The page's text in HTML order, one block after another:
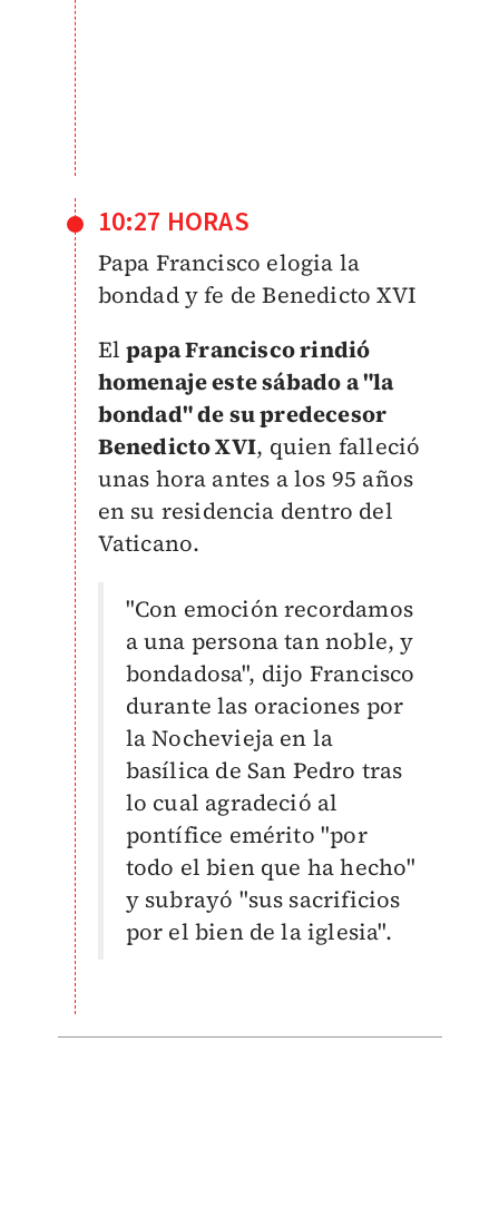
10:27 HORAS
Papa Francisco elogia la
bondad y fe de Benedicto XVI
Elpapa Francisco rindió
homenaje este sábado a "la
bondad" de su predecesor
Benedicto XVI, quien falleció
unas hora antes a los 95 años
en su residencia dentro del
Vaticano.
"Con emoción recordamos
a una persona tan noble, y
bondadosa", dijo Francisco
durante las oraciones por
la Nochevieja en la
basílica de San Pedro tras
lo cual agradeció al
pontífice emérito "por
todo el bien que ha hecho"
y subrayó "sus sacrificios
por el bien de la iglesia".